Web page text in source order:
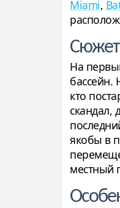
Miami,
На
бассейн.
кто
скандал,
якобы в
местный